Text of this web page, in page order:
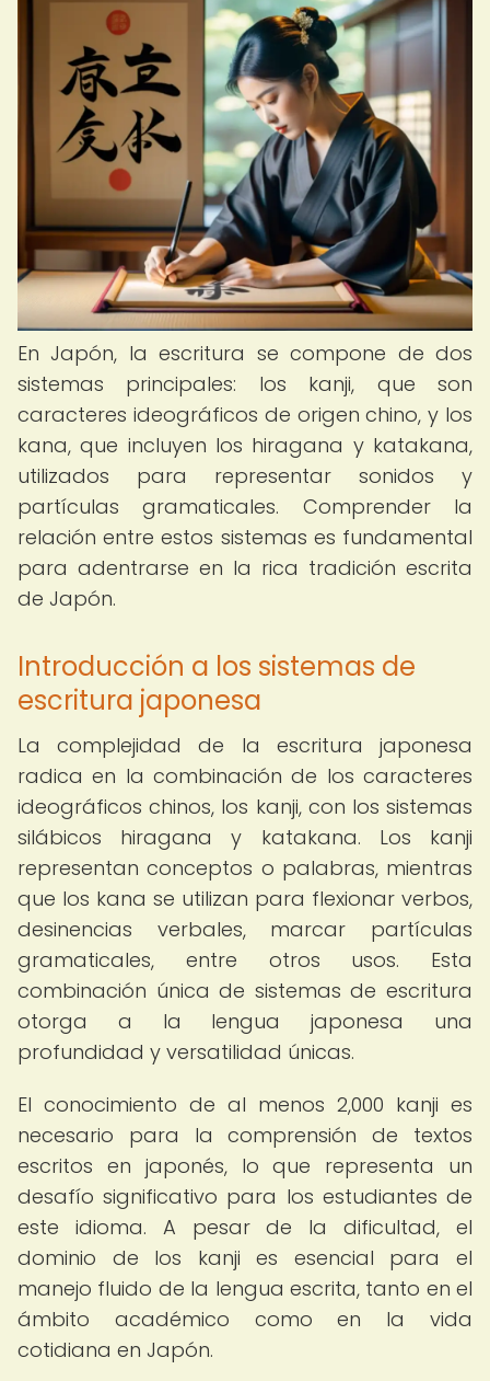
En Japón, la escritura se compone de dos
sistemas principales: los kanji, que son
caracteres ideográficos de origen chino, y los
kana, que incluyen los hiragana y katakana,
utilizados para representar sonidos y
partículas gramaticales. Comprender la
relación entre estos sistemas es fundamental
para adentrarse en la rica tradición escrita
de Japón.
Introducción a los sistemas de
escritura japonesa
La complejidad de la escritura japonesa
radica en la combinación de los caracteres
ideográficos chinos, los kanji, con los sistemas
silábicos hiragana y katakana. Los kanji
representan conceptos o palabras, mientras
que los kana se utilizan para flexionar verbos,
desinencias verbales, marcar partículas
gramaticales, entre otros usos. Esta
combinación única de sistemas de escritura
otorga a la lengua japonesa una
profundidad y versatilidad únicas.
El conocimiento de al menos 2,000 kanji es
necesario para la comprensión de textos
escritos en japonés, lo que representa un
desafío significativo para los estudiantes de
este idioma. A pesar de la dificultad, el
dominio de los kanji es esencial para el
manejo fluido de la lengua escrita, tanto en el
ámbito académico como en la vida
cotidiana en Japón.